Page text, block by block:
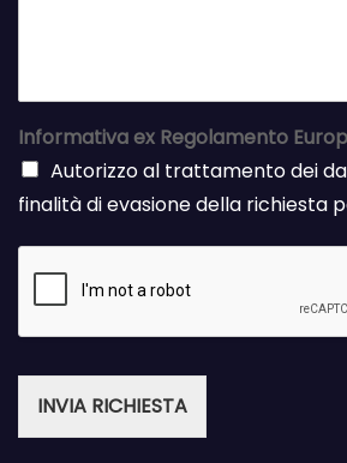
Informativa ex Regolamento
Autorizzo al trattamento dei
finalità di evasione della richiesta
INVIA RICHIESTA